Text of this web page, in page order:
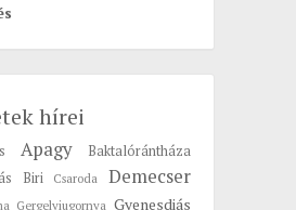
hírei
Apagy
Baktalórántháza
Biri Csaroda Demecser
Gergelyiugornya Gyenesdiás